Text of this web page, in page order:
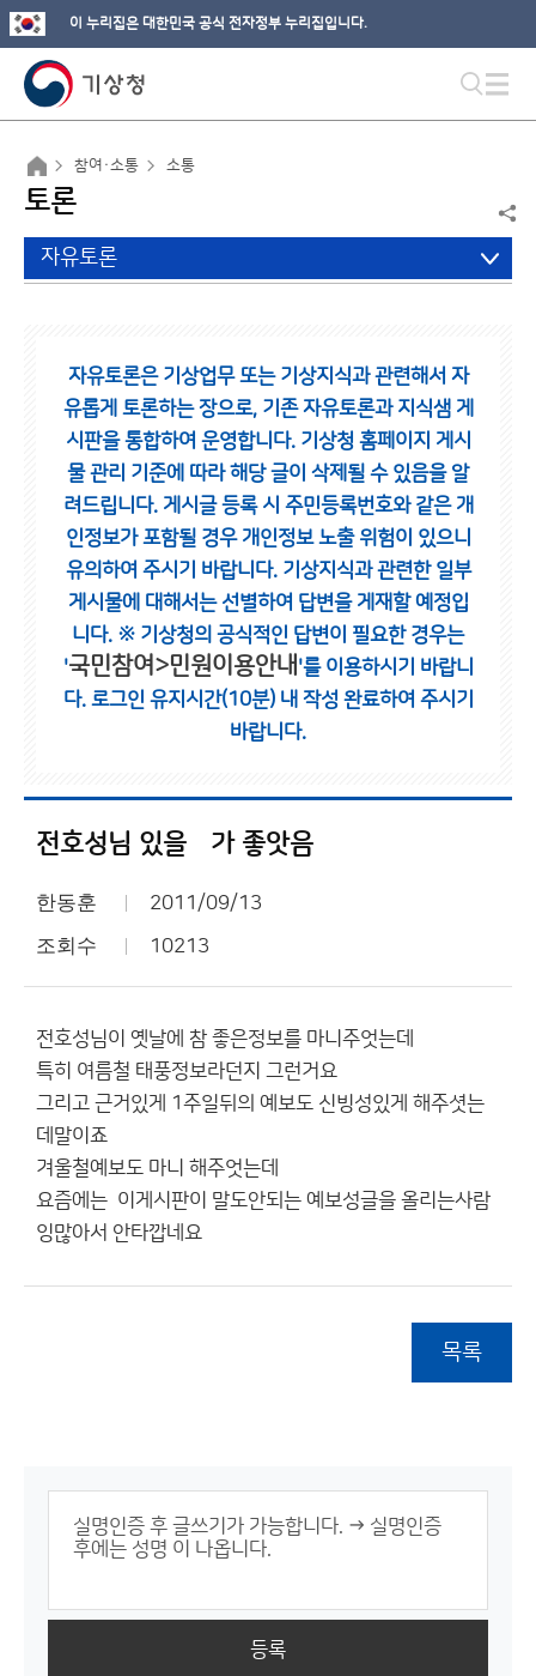
이 누리집은 대한민국 공식 전자정부 누리집입니다.
참여·소통 소통
토론
자유토론
자유토론은 기상업무 또는 기상지식과 관련해서 자
유롭게 토론하는 장으로, 기존 자유토론과 지식샘 게
시판을 통합하여 운영합니다. 기상청 홈페이지 게시
물 관리 기준에 따라 해당 글이 삭제될 수 있음을 알
려드립니다. 게시글 등록 시 주민등록번호와 같은 개
인정보가 포함될 경우 개인정보 노출 위험이 있으니
유의하여 주시기 바랍니다. 기상지식과 관련한 일부
게시물에 대해서는 선별하여 답변을 게재할 예정입
니다. ※ 기상청의 공식적인 답변이 필요한 경우는
'국민참여>민원이용안내 '를 이용하시기 바랍니
다. 로그인 유지시간(10분) 내 작성 완료하여 주시기
바랍니다.
전호성님 있을뗴가 좋앗음
한동훈 2011/09/13
조회수 10213
전호성님이 옛날에 참 좋은정보를 마니주엇는데
특히 여름철 태풍정보라던지 그런거요
그리고 근거있게 1주일뒤의 예보도 신빙성있게 해주셧는
데말이죠
겨울철예보도 마니 해주엇는데
요즘에는 이게시판이 말도안되는 예보성글을 올리는사람
잉많아서 안타깝네요
목록
등록